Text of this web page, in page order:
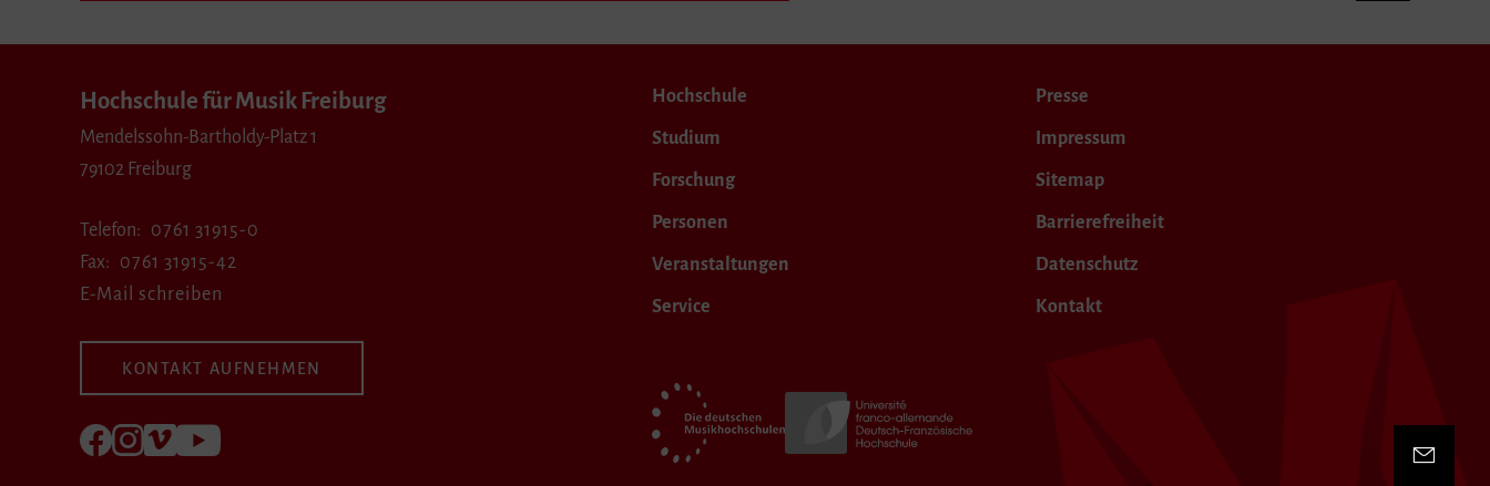
Kontakt
Hochschule für Musik Freiburg
Mendelssohn-Bartholdy-Platz 1
79102 Freiburg
Telefon
0761 31915-0
Fax
0761 31915-42
E-Mail schreiben
KONTAKT AUFNEHMEN
Folgen Sie uns auf Facebook
Folgen Sie uns auf Instagram
Besuchen Sie uns bei Vimeo
Hochschule
Studium
Forschung
Personen
Veranstaltungen
Service
Presse
Impressum
Sitemap
Barrierefreiheit
Datenschutz
Kontakt